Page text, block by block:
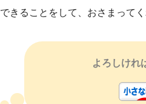
できることをして、おさまって
よろしけれ